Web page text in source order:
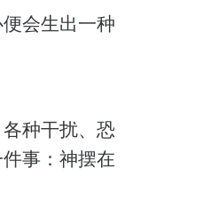
会生出一种
种干扰、恐
事：神摆在